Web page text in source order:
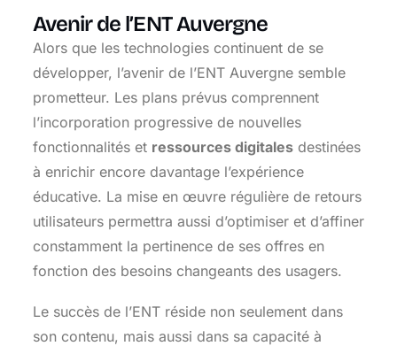
Avenir de l’ENT Auvergne
Alors que les technologies continuent de se
développer, l’avenir de l’ENT Auvergne semble
prometteur. Les plans prévus comprennent
l’incorporation progressive de nouvelles
fonctionnalités et ressources digitales destinées
à enrichir encore davantage l’expérience
éducative. La mise en œuvre régulière de retours
utilisateurs permettra aussi d’optimiser et d’affiner
constamment la pertinence de ses offres en
fonction des besoins changeants des usagers.
Le succès de l’ENT réside non seulement dans
son contenu, mais aussi dans sa capacité à